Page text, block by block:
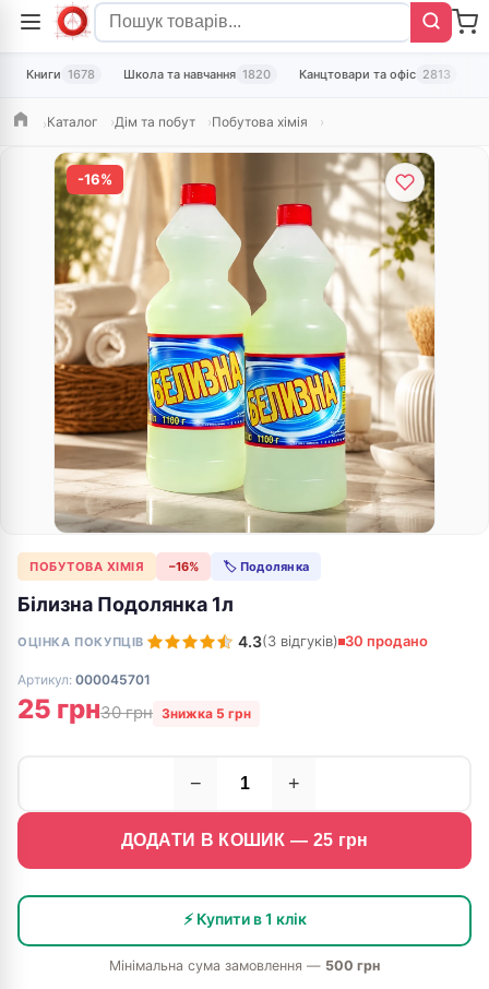
Книги 1678 Школа та навчання 1820 Канцтовари та офіс 2813
ГоловнаКаталог Дім та побут Побутова хімія
-16%
ПОБУТОВА ХІМІЯ −16% 🏷 Подолянка
Білизна Подолянка 1л
ОЦІНКА ПОКУПЦІВ 4.3(3 відгуків) 30 продано
Артикул: 000045701
25 грн30 грн Знижка 5 грн
− +
ДОДАТИ В КОШИК — 25 грн
⚡ Купити в 1 клік
Мінімальна сума замовлення — 500 грн